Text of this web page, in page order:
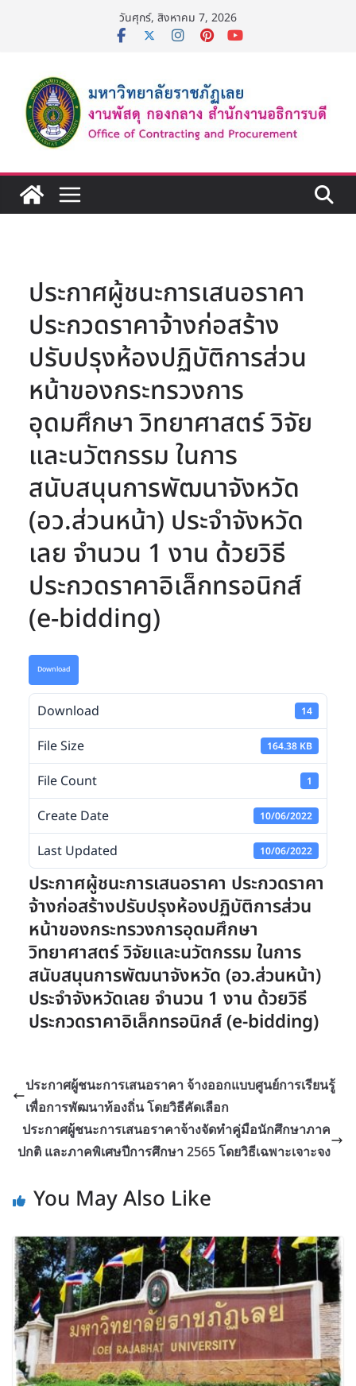
วันศุกร์, สิงหาคม 7, 2026
ประกาศผู้ชนะการเสนอราคา
ประกวดราคาจ้างก่อสร้าง
ปรับปรุงห้องปฏิบัติการส่วน
หน้าของกระทรวงการ
อุดมศึกษา วิทยาศาสตร์ วิจัย
และนวัตกรรม ในการ
สนับสนุนการพัฒนาจังหวัด
(อว.ส่วนหน้า) ประจำจังหวัด
เลย จำนวน 1 งาน ด้วยวิธี
ประกวดราคาอิเล็กทรอนิกส์
(e-bidding)
Download
Download 14
File Size 164.38 KB
File Count 1
Create Date 10/06/2022
Last Updated 10/06/2022
ประกาศผู้ชนะการเสนอราคา ประกวดราคา
จ้างก่อสร้างปรับปรุงห้องปฏิบัติการส่วน
หน้าของกระทรวงการอุดมศึกษา
วิทยาศาสตร์ วิจัยและนวัตกรรม ในการ
สนับสนุนการพัฒนาจังหวัด (อว.ส่วนหน้า)
ประจำจังหวัดเลย จำนวน 1 งาน ด้วยวิธี
ประกวดราคาอิเล็กทรอนิกส์ (e-bidding)
ประกาศผู้ชนะการเสนอราคา จ้างออกแบบศูนย์การเรียนรู้
เพื่อการพัฒนาท้องถิ่น โดยวิธีคัดเลือก
ประกาศผู้ชนะการเสนอราคาจ้างจัดทำคู่มือนักศึกษาภาค
ปกติ และภาคพิเศษปีการศึกษา 2565 โดยวิธีเฉพาะเจาะจง
You May Also Like